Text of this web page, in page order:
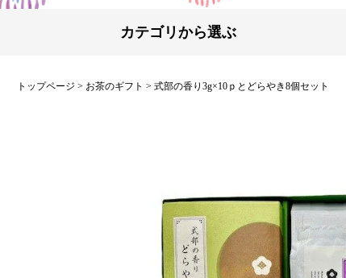
カテゴリから選ぶ
トップページ お茶のギフト 式部の香り3g×10ｐとどらやき8個セット